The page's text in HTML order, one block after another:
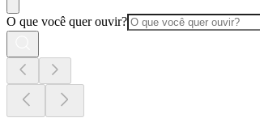
O que você quer ouvir?